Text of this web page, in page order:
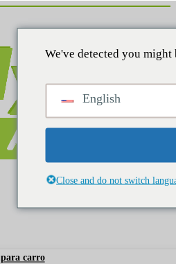
carro
We've detected you
English
Close and do not switch